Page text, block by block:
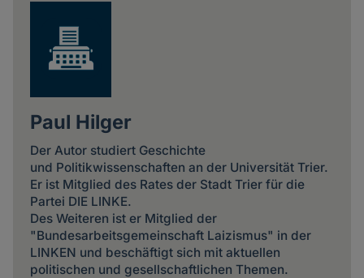
Paul Hilger
Der Autor studiert Geschichte
und Politikwissenschaften an der Universität Trier.
Er ist Mitglied des Rates der Stadt Trier für die
Partei DIE LINKE.
Des Weiteren ist er Mitglied der
"Bundesarbeitsgemeinschaft Laizismus" in der
LINKEN und beschäftigt sich mit aktuellen
politischen und gesellschaftlichen Themen.